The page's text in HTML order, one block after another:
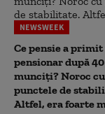
NEWSWEEK
Ce pensie a primit
pensionar după
munciți? Noroc cu
punctele de
Altfel, era foarte